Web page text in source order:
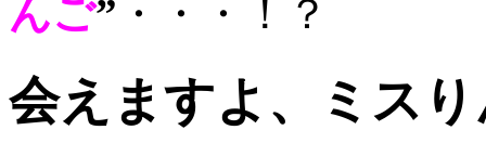
んご” ・・・！？
会えますよ、ミス